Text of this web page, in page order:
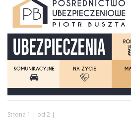
Strona 1 | od 2 |